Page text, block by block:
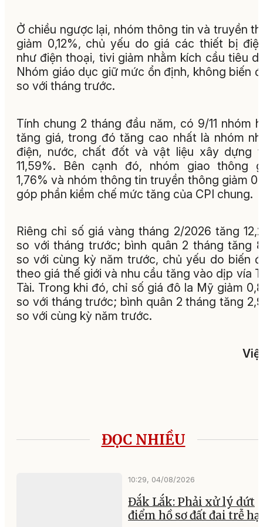
Ở chiều ngược lại, nhóm thông tin và truyền
giảm 0,12%, chủ yếu do giá các thiết bị
như điện thoại, tivi giảm nhằm kích cầu tiêu
Nhóm giáo dục giữ mức ổn định, không biến
so với tháng trước.
Tính chung 2 tháng đầu năm, có 9/11 nhóm
tăng giá, trong đó tăng cao nhất là nhóm
điện, nước, chất đốt và vật liệu xây dựng
11,59%. Bên cạnh đó, nhóm giao thông
1,76% và nhóm thông tin truyền thông giảm
góp phần kiềm chế mức tăng của CPI chung.
Riêng chỉ số giá vàng tháng 2/2026 tăng
so với tháng trước; bình quân 2 tháng tăng
so với cùng kỳ năm trước, chủ yếu do biến
theo giá thế giới và nhu cầu tăng vào dịp vía
Tài. Trong khi đó, chỉ số giá đô la Mỹ giảm
so với tháng trước; bình quân 2 tháng tăng
so với cùng kỳ năm trước.
ĐỌC NHIỀU
10:29, 04/08/2026
Đắk Lắk: Phải xử lý dứt
điểm hồ sơ đất đai trễ